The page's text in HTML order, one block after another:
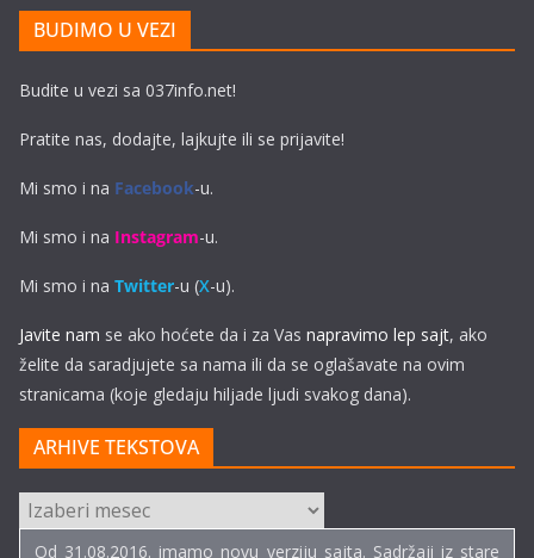
BUDIMO U VEZI
Budite u vezi sa 037info.net!
Pratite nas, dodajte, lajkujte ili se prijavite!
Mi smo i na Facebook-u.
Mi smo i na Instagram-u.
Mi smo i na Twitter-u (X-u).
Javite nam se ako hoćete da i za Vas napravimo lep sajt, ako
želite da saradjujete sa nama ili da se oglašavate na ovim
stranicama (koje gledaju hiljade ljudi svakog dana).
ARHIVE TEKSTOVA
ARHIVE
TEKSTOVA
Od 31.08.2016. imamo novu verziju sajta. Sadržaji iz stare